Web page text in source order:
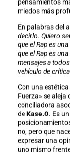
pensamientos
miedos más
En palabras del
decirlo. Quiero
que el Rap es
que el Rap es
mensajes a
vehículo de
Con una
Fuerza» se aleja
conciliadora
deKase.O. Es
no, pero que
expresar una
uno mismo